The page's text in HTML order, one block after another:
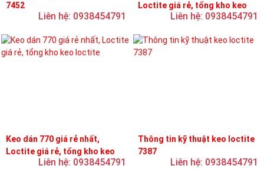
7452
Liên hệ: 0938454791
Loctite giá rẻ, tổng kho keo
Liên hệ: 0938454791
Keo dán 770 giá rẻ nhất,
Loctite giá rẻ, tổng kho keo
Liên hệ: 0938454791
Thông tin kỹ thuật keo loctite
7387
Liên hệ: 0938454791